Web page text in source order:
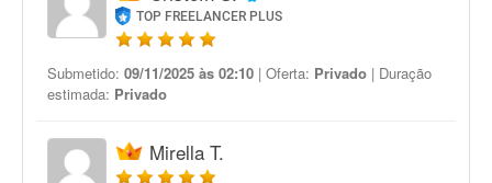
TOP FREELANCER PLUS
Submetido: 09/11/2025 às 02:10 | Oferta: Privado | Duração
estimada: Privado
Mirella T.